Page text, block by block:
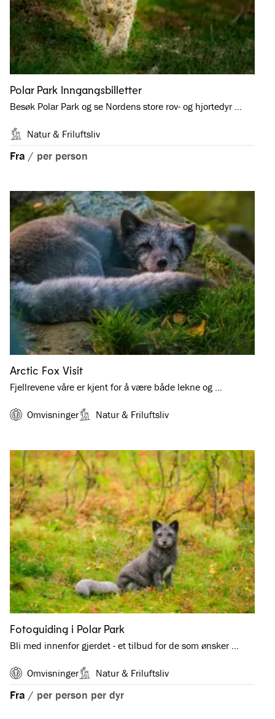
Polar Park Inngangsbilletter
Besøk Polar Park og se Nordens store rov- og hjortedyr …
Natur & Friluftsliv
Fra / per person
Arctic Fox Visit
Fjellrevene våre er kjent for å være både lekne og …
Omvisninger Natur & Friluftsliv
Fotoguiding i Polar Park
Bli med innenfor gjerdet - et tilbud for de som ønsker …
Omvisninger Natur & Friluftsliv
Fra / per person per dyr